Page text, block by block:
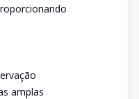
amplas